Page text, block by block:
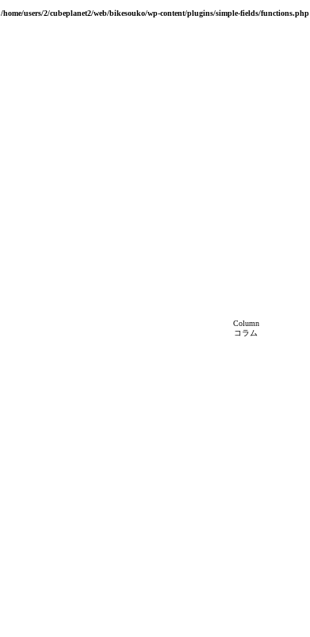
/home/users/2/cubeplanet2/web/bikesouko/wp-content/plugins/simple-fields/functions.php
Column
コラム